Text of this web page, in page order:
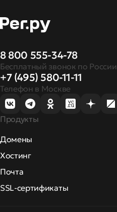
8 800 555-34-78
Бесплатный звонок по России
+7 (495) 580-11-11
Телефон в Москве
Продукты
Домены
Хостинг
Почта
SSL-сертификаты